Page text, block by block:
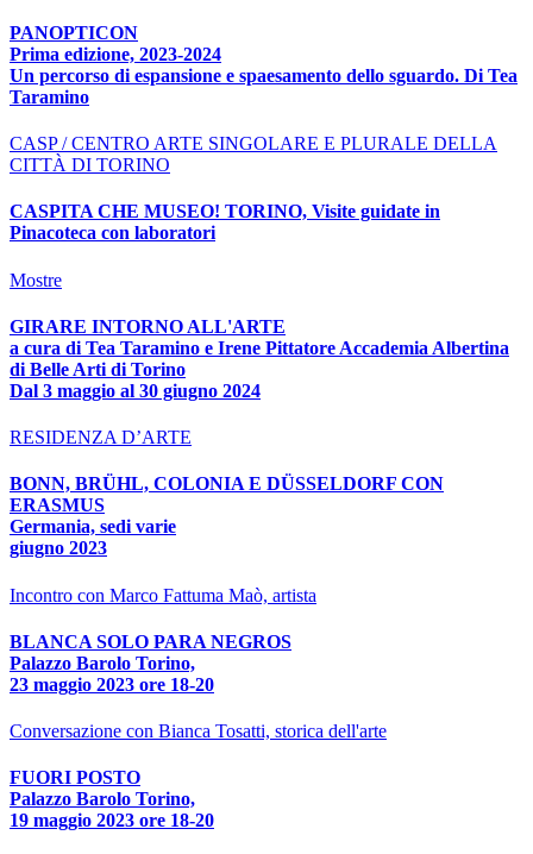
PANOPTICON
Prima edizione, 2023-2024
Un percorso di espansione e spaesamento dello sguardo. Di Tea
Taramino
CASP / CENTRO ARTE SINGOLARE E PLURALE DELLA
CITTÀ DI TORINO
CASPITA CHE MUSEO! TORINO, Visite guidate in
Pinacoteca con laboratori
Mostre
GIRARE INTORNO ALL'ARTE
a cura di Tea Taramino e Irene Pittatore Accademia Albertina
di Belle Arti di Torino
Dal 3 maggio al 30 giugno 2024
RESIDENZA D’ARTE
BONN, BRÜHL, COLONIA E DÜSSELDORF CON
ERASMUS
Germania, sedi varie
giugno 2023
Incontro con Marco Fattuma Maò, artista
BLANCA SOLO PARA NEGROS
Palazzo Barolo Torino,
23 maggio 2023 ore 18-20
Conversazione con Bianca Tosatti, storica dell'arte
FUORI POSTO
Palazzo Barolo Torino,
19 maggio 2023 ore 18-20